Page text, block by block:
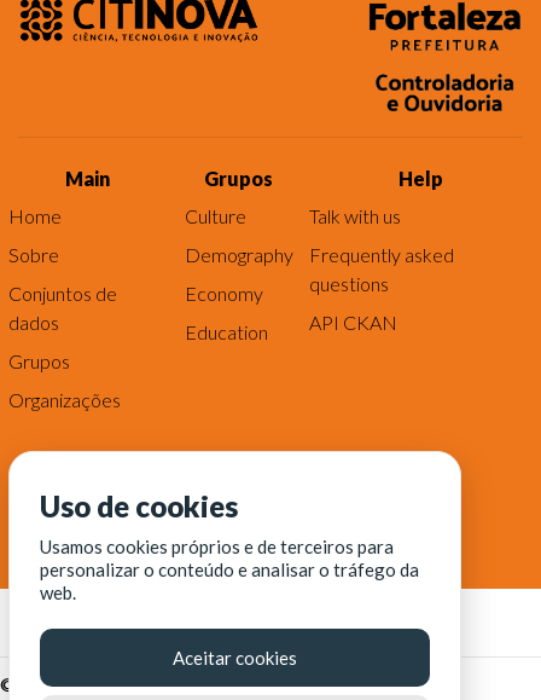
Main
Home
Sobre
Conjuntos de
dados
Grupos
Organizações
Grupos
Culture
Demography
Economy
Education
Help
Talk with us
Frequently asked
questions
API CKAN
© Fortaleza Digital || CITINOVA - Fundação de Ciência,
Uso de cookies
Usamos cookies próprios e de terceiros para
personalizar o conteúdo e analisar o tráfego da
web.
Aceitar cookies